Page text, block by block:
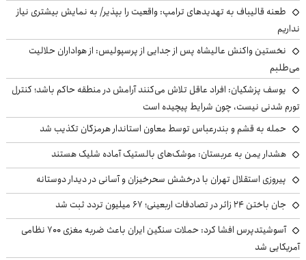
طعنه قالیباف به تهدیدهای ترامپ: واقعیت را بپذیر/ به نمایش بیشتری نیاز
نداریم
نخستین واکنش عالیشاه پس از جدایی از پرسپولیس: از هواداران حلالیت
می‌طلبم
یوسف پزشکیان: افراد عاقل تلاش می‌کنند آرامش در منطقه حاکم باشد؛ کنترل
تورم شدنی نیست، چون شرایط پیچیده است
حمله به قشم و بندرعباس توسط معاون استاندار هرمزگان تکذیب شد
هشدار یمن به عربستان: موشک‌های بالستیک آماده شلیک هستند
پیروزی استقلال تهران با درخشش سحرخیزان و آسانی در دیدار دوستانه
جان باختن ۲۴ زائر در تصادفات اربعینی؛ ۶۷ میلیون تردد ثبت شد
آسوشیتدپرس افشا کرد: حملات سنگین ایران باعث ضربه مغزی ۷۰۰ نظامی
آمریکایی شد